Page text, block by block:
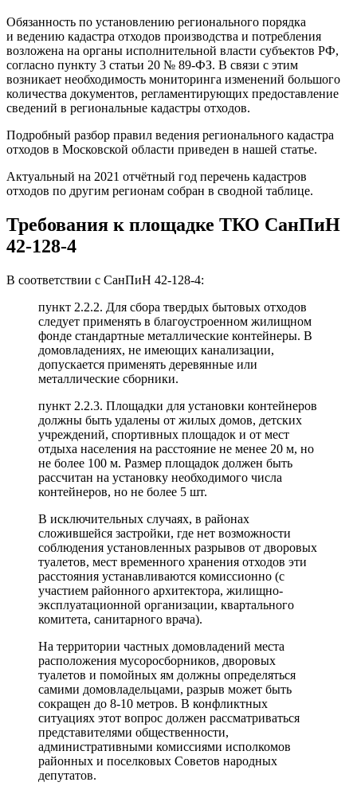
Обязанность по установлению регионального порядка
и ведению кадастра отходов производства и потребления
возложена на органы исполнительной власти субъектов РФ,
согласно пункту 3 статьи 20 № 89-ФЗ. В связи с этим
возникает необходимость мониторинга изменений большого
количества документов, регламентирующих предоставление
сведений в региональные кадастры отходов.
Подробный разбор правил ведения регионального кадастра
отходов в Московской области приведен в нашей статье.
Актуальный на 2021 отчётный год перечень кадастров
отходов по другим регионам собран в сводной таблице.
Требования к площадке ТКО СанПиН
42-128-4
В соответствии с СанПиН 42-128-4:
пункт 2.2.2. Для сбора твердых бытовых отходов
следует применять в благоустроенном жилищном
фонде стандартные металлические контейнеры. В
домовладениях, не имеющих канализации,
допускается применять деревянные или
металлические сборники.
пункт 2.2.3. Площадки для установки контейнеров
должны быть удалены от жилых домов, детских
учреждений, спортивных площадок и от мест
отдыха населения на расстояние не менее 20 м, но
не более 100 м. Размер площадок должен быть
рассчитан на установку необходимого числа
контейнеров, но не более 5 шт.
В исключительных случаях, в районах
сложившейся застройки, где нет возможности
соблюдения установленных разрывов от дворовых
туалетов, мест временного хранения отходов эти
расстояния устанавливаются комиссионно (с
участием районного архитектора, жилищно-
эксплуатационной организации, квартального
комитета, санитарного врача).
На территории частных домовладений места
расположения мусоросборников, дворовых
туалетов и помойных ям должны определяться
самими домовладельцами, разрыв может быть
сокращен до 8-10 метров. В конфликтных
ситуациях этот вопрос должен рассматриваться
представителями общественности,
административными комиссиями исполкомов
районных и поселковых Советов народных
депутатов.